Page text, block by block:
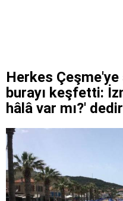
Herkes Çeşme'ye
burayı keşfetti:
hâlâ var mı?'